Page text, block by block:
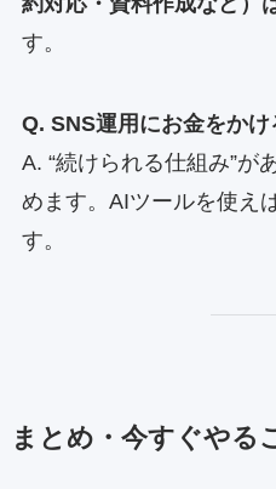
す。
Q. SNS運用にお金をかけ
A. “続けられる仕組み”が
めます。AIツールを使え
す。
まとめ・今すぐやる